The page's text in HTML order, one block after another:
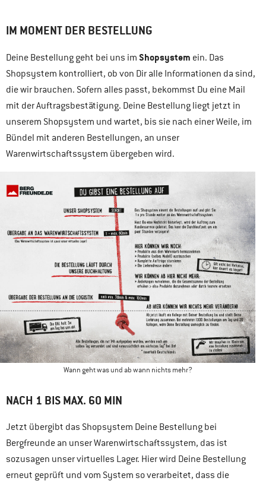
IM MOMENT DER BESTELLUNG
Deine Bestellung geht bei uns im Shopsystem ein. Das
Shopsystem kontrolliert, ob von Dir alle Informationen da sind,
die wir brauchen. Sofern alles passt, bekommst Du eine Mail
mit der Auftragsbestätigung. Deine Bestellung liegt jetzt in
unserem Shopsystem und wartet, bis sie nach einer Weile, im
Bündel mit anderen Bestellungen, an unser
Warenwirtschaftssystem übergeben wird.
Wann geht was und ab wann nichts mehr?
NACH 1 BIS MAX. 60 MIN
Jetzt übergibt das Shopsystem Deine Bestellung bei
Bergfreunde an unser Warenwirtschaftssystem, das ist
sozusagen unser virtuelles Lager. Hier wird Deine Bestellung
erneut geprüft und vom System so verarbeitet, dass die